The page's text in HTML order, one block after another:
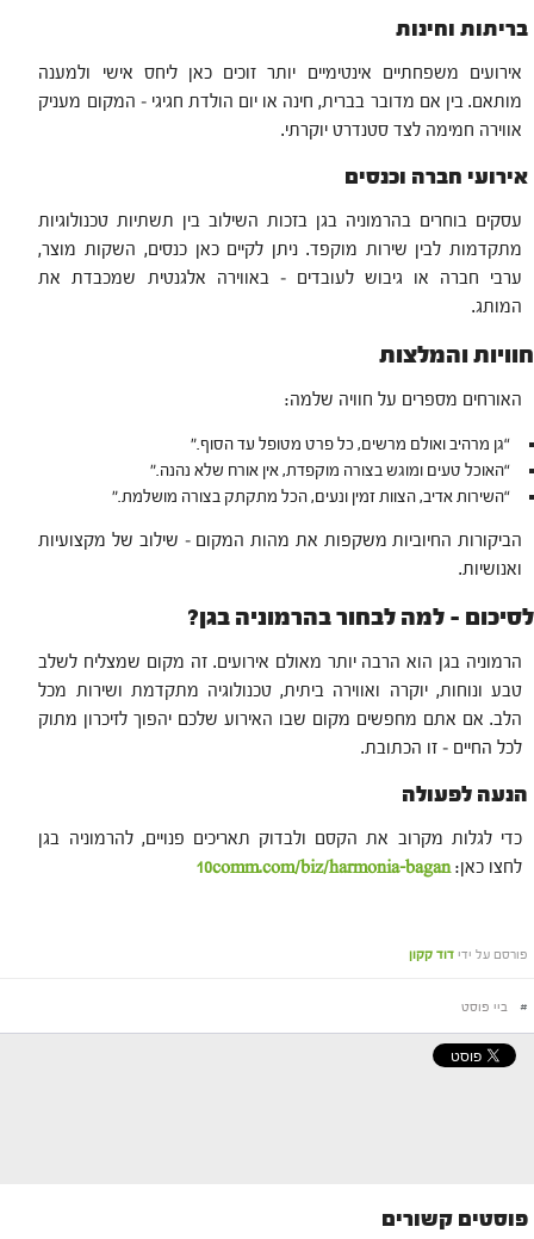
בריתות וחינות
אירועים משפחתיים אינטימיים יותר זוכים כאן ליחס אישי ולמענה
מותאם. בין אם מדובר בברית, חינה או יום הולדת חגיגי – המקום מעניק
אווירה חמימה לצד סטנדרט יוקרתי.
אירועי חברה וכנסים
עסקים בוחרים בהרמוניה בגן בזכות השילוב בין תשתיות טכנולוגיות
מתקדמות לבין שירות מוקפד. ניתן לקיים כאן כנסים, השקות מוצר,
ערבי חברה או גיבוש לעובדים – באווירה אלגנטית שמכבדת את
המותג.
חוויות והמלצות
האורחים מספרים על חוויה שלמה:
“גן מרהיב ואולם מרשים, כל פרט מטופל עד הסוף.”
“האוכל טעים ומוגש בצורה מוקפדת, אין אורח שלא נהנה.”
“השירות אדיב, הצוות זמין ונעים, הכל מתקתק בצורה מושלמת.”
הביקורות החיוביות משקפות את מהות המקום – שילוב של מקצועיות
ואנושיות.
לסיכום – למה לבחור בהרמוניה בגן?
הרמוניה בגן הוא הרבה יותר מאולם אירועים. זה מקום שמצליח לשלב
טבע ונוחות, יוקרה ואווירה ביתית, טכנולוגיה מתקדמת ושירות מכל
הלב. אם אתם מחפשים מקום שבו האירוע שלכם יהפוך לזיכרון מתוק
לכל החיים – זו הכתובת.
הנעה לפעולה
כדי לגלות מקרוב את הקסם ולבדוק תאריכים פנויים, להרמוניה בגן
לחצו כאן: 10comm.com/biz/harmonia-bagan
פורסם על ידי דוד קקון
# ביי פוסט
פוסטים קשורים